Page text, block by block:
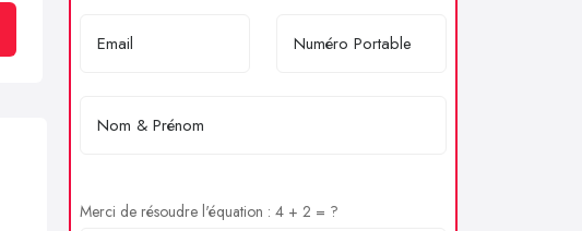
Merci de résoudre l'équation : 4 + 2 = ?